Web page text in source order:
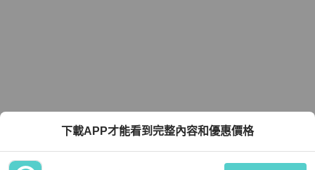
下載APP才能看到完整內容和優惠價格